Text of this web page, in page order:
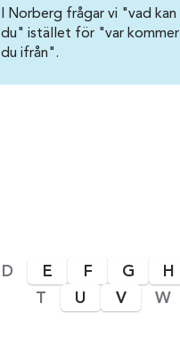
I Norberg frågar vi "vad kan
du" istället för "var kommer
du ifrån".
D E F G H
T
U V W